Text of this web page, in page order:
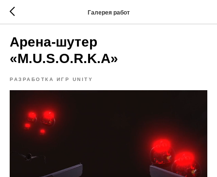
Галерея работ
Арена-шутер
«M.U.S.O.R.K.A»
РАЗРАБОТКА ИГР UNITY